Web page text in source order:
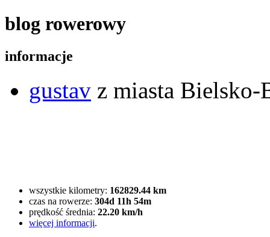
blog rowerowy
informacje
gustav z miasta Bielsko-
wszystkie kilometry: 162829.44 km
czas na rowerze: 304d 11h 54m
prędkość średnia: 22.20 km/h
więcej informacji.